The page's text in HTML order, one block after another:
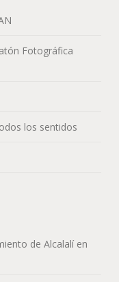
Fotográfica
los sentidos
de Alcalalí en